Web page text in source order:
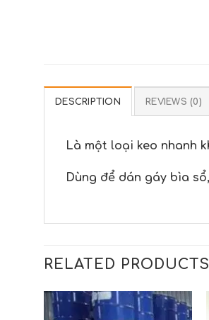
DESCRIPTION REVIEWS (0)
Là một loại keo nhanh
Dùng để dán gáy bìa
RELATED PRODUCTS